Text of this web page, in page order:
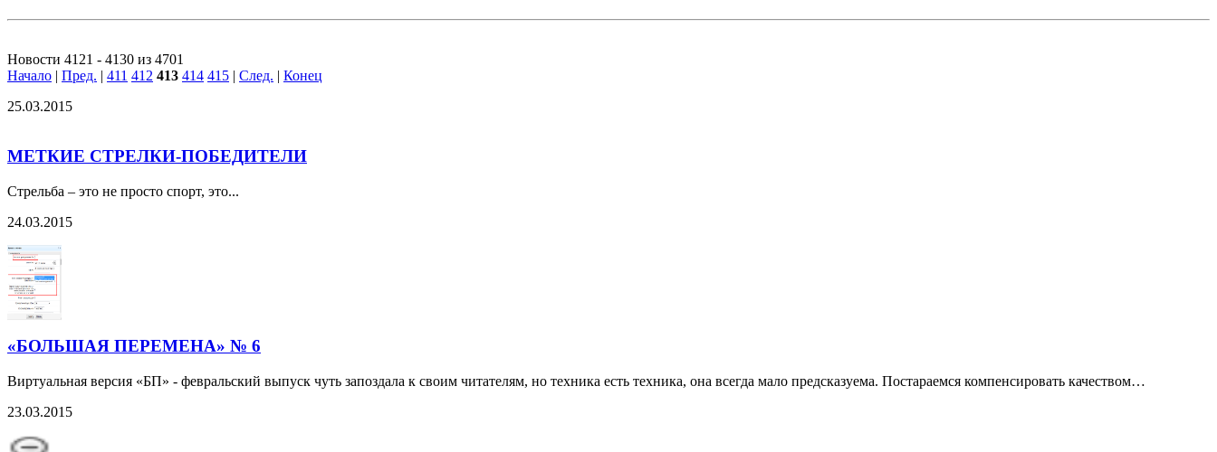
Новости 4121 - 4130 из 4701
Начало | Пред. | 411 412 413 414 415 | След. | Конец
25.03.2015
МЕТКИЕ СТРЕЛКИ-ПОБЕДИТЕЛИ
Стрельба – это не просто спорт, это...
24.03.2015
«БОЛЬШАЯ ПЕРЕМЕНА» № 6
Виртуальная версия «БП» - февральский выпуск чуть запоздала к своим читателям, но техника есть техника, она всегда мало предсказуема. Постараемся компенсировать качеством…
23.03.2015